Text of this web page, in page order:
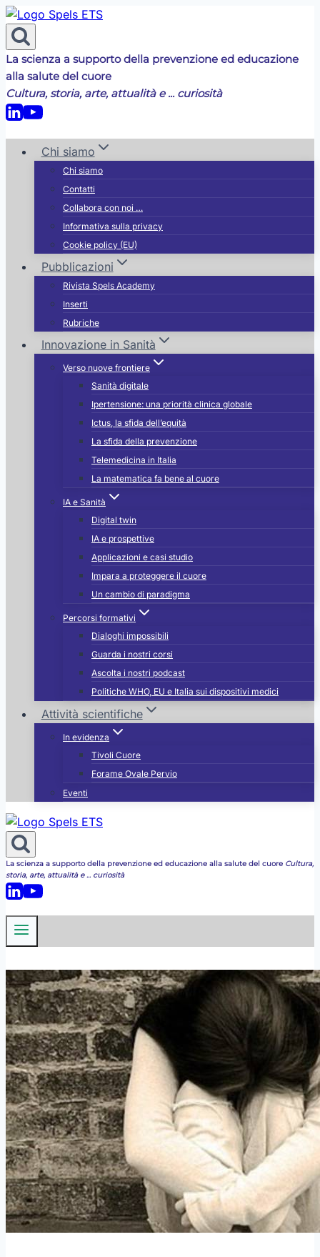
Salta
al
contenuto
La scienza a supporto della prevenzione ed educazione
alla salute del cuore
Cultura, storia, arte, attualità e ... curiosità
Chi siamo
Chi siamo
Contatti
Collabora con noi …
Informativa sulla privacy
Cookie policy (EU)
Pubblicazioni
Rivista Spels Academy
Inserti
Rubriche
Innovazione in Sanità
Verso nuove frontiere
Sanità digitale
Ipertensione: una priorità clinica globale
Ictus, la sfida dell’equità
La sfida della prevenzione
Telemedicina in Italia
La matematica fa bene al cuore
IA e Sanità
Digital twin
IA e prospettive
Applicazioni e casi studio
Impara a proteggere il cuore
Un cambio di paradigma
Percorsi formativi
Dialoghi impossibili
Guarda i nostri corsi
Ascolta i nostri podcast
Politiche WHO, EU e Italia sui dispositivi medici
Attività scientifiche
In evidenza
Tivoli Cuore
Forame Ovale Pervio
Eventi
La scienza a supporto della prevenzione ed educazione alla salute del cuore Cultura,
storia, arte, attualità e ... curiosità